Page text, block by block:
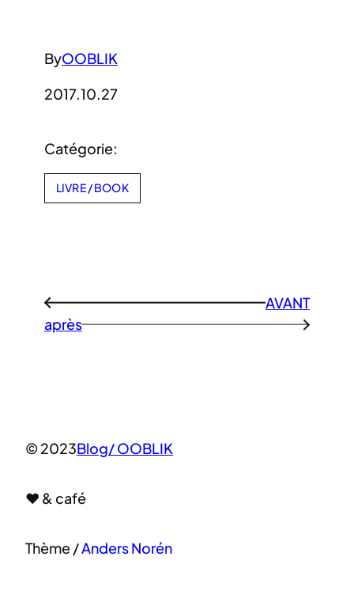
ByOOBLIK
2017.10.27
Catégorie:
LIVRE / BOOK
←
AVANT
après
→
© 2023Blog/ OOBLIK
♥ & café
Thème /Anders Norén